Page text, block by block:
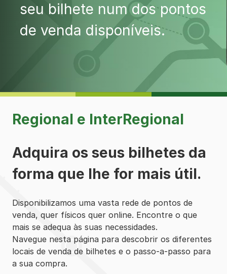
seu bilhete num dos pontos
de venda disponíveis.
Regional e InterRegional
Adquira os seus bilhetes da
forma que lhe for mais útil.
Disponibilizamos uma vasta rede de pontos de
venda, quer físicos quer online. Encontre o que
mais se adequa às suas necessidades.
Navegue nesta página para descobrir os diferentes
locais de venda de bilhetes e o passo-a-passo para
a sua compra.